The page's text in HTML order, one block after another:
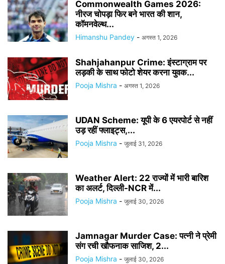
Commonwealth Games 2026:
नीरज चोपड़ा फिर बने भारत की शान,
कॉमनवेल्थ...
Himanshu Pandey - अगस्त 1, 2026
Shahjahanpur Crime: इंस्टाग्राम पर
लड़की के साथ फोटो शेयर करना युवक...
Pooja Mishra - अगस्त 1, 2026
UDAN Scheme: यूपी के 6 एयरपोर्ट से नहीं
उड़ रहीं फ्लाइट्स,...
Pooja Mishra - जुलाई 31, 2026
Weather Alert: 22 राज्यों में भारी बारिश
का अलर्ट, दिल्ली-NCR में...
Pooja Mishra - जुलाई 30, 2026
Jamnagar Murder Case: पत्नी ने प्रेमी
संग रची खौफनाक साजिश, 2...
Pooja Mishra - जुलाई 30, 2026